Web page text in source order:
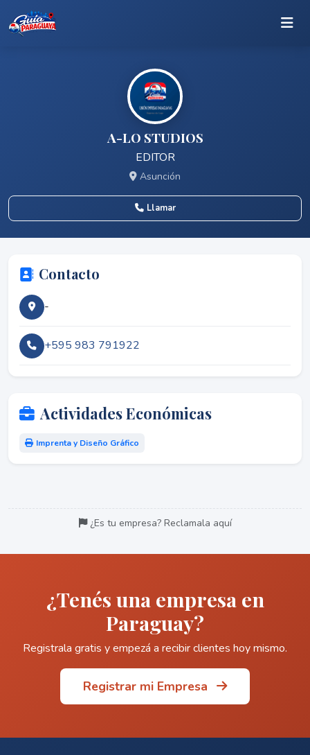
A-LO STUDIOS
EDITOR
Asunción
Llamar
Contacto
-
+595 983 791922
Actividades Económicas
Imprenta y Diseño Gráfico
¿Es tu empresa? Reclamala aquí
¿Tenés una empresa en
Paraguay?
Registrala gratis y empezá a recibir clientes hoy mismo.
Registrar mi Empresa